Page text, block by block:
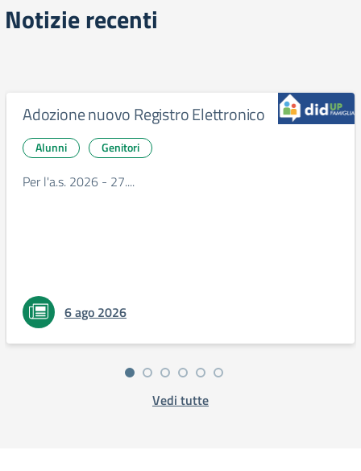
Notizie recenti
Adozione nuovo Registro Elettronico
Alunni Genitori
Per l'a.s. 2026 - 27....
6 ago 2026
Vedi tutte